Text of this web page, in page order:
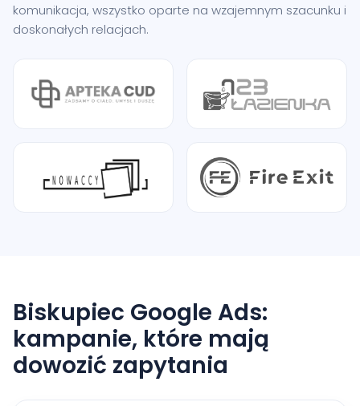
komunikacja, wszystko oparte na wzajemnym szacunku i
doskonałych relacjach.
Biskupiec Google Ads:
kampanie, które mają
dowozić zapytania